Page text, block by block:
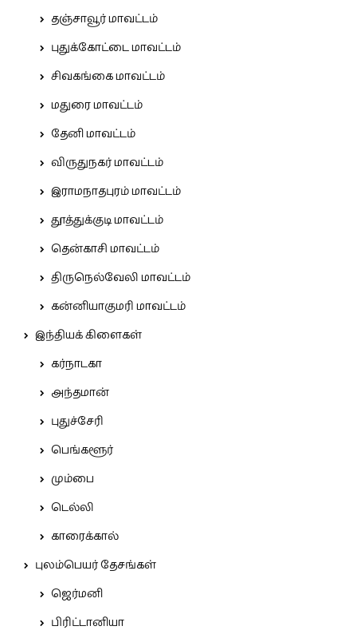
தஞ்சாவூர் மாவட்டம்
புதுக்கோட்டை மாவட்டம்
சிவகங்கை மாவட்டம்
மதுரை மாவட்டம்
தேனி மாவட்டம்
விருதுநகர் மாவட்டம்
இராமநாதபுரம் மாவட்டம்
தூத்துக்குடி மாவட்டம்
தென்காசி மாவட்டம்
திருநெல்வேலி மாவட்டம்
கன்னியாகுமரி மாவட்டம்
இந்தியக் கிளைகள்
கர்நாடகா
அந்தமான்
புதுச்சேரி
பெங்களூர்
மும்பை
டெல்லி
காரைக்கால்
புலம்பெயர் தேசங்கள்
ஜெர்மனி
பிரிட்டானியா